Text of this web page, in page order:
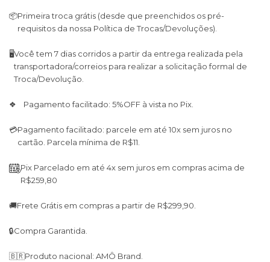
📦Primeira troca grátis (desde que preenchidos os pré-
requisitos da nossa Política de Trocas/Devoluções).
🖥Você tem 7 dias corridos a partir da entrega realizada pela
transportadora/correios para realizar a solicitação formal de
Troca/Devolução.
❖ Pagamento facilitado: 5%OFF à vista no Pix.
💳Pagamento facilitado: parcele em até 10x sem juros no
cartão. Parcela mínima de R$11.
Pix Parcelado em até 4x sem juros em compras acima de
R$259,80
🚚Frete Grátis em compras a partir de R$299,90.
🔒Compra Garantida.
🇧🇷Produto nacional: AMÔ Brand.